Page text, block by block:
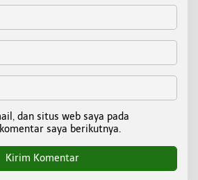
dan situs web saya pada
saya berikutnya.